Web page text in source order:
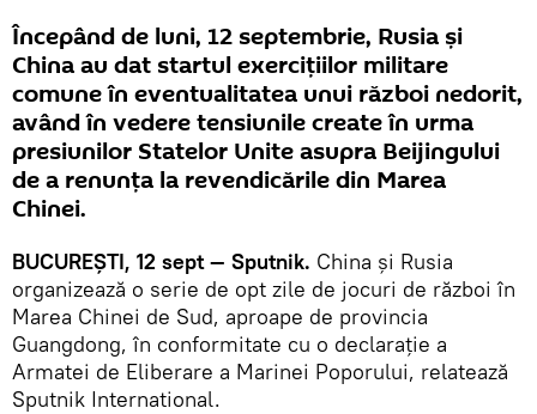
Începând de luni, 12 septembrie, Rusia şi
China au dat startul exerciţiilor militare
comune în eventualitatea unui război nedorit,
având în vedere tensiunile create în urma
presiunilor Statelor Unite asupra Beijingului
de a renunţa la revendicările din Marea
Chinei.
BUCUREŞTI, 12 sept — Sputnik. China și Rusia
organizează o serie de opt zile de jocuri de război în
Marea Chinei de Sud, aproape de provincia
Guangdong, în conformitate cu o declarație a
Armatei de Eliberare a Marinei Poporului, relatează
Sputnik International.